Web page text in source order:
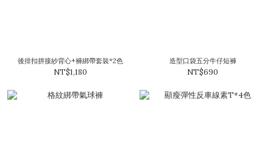
後排扣拼接紗背心+褲綁帶套裝*2色
NT$1,180
造型口袋五分牛仔短褲
NT$690